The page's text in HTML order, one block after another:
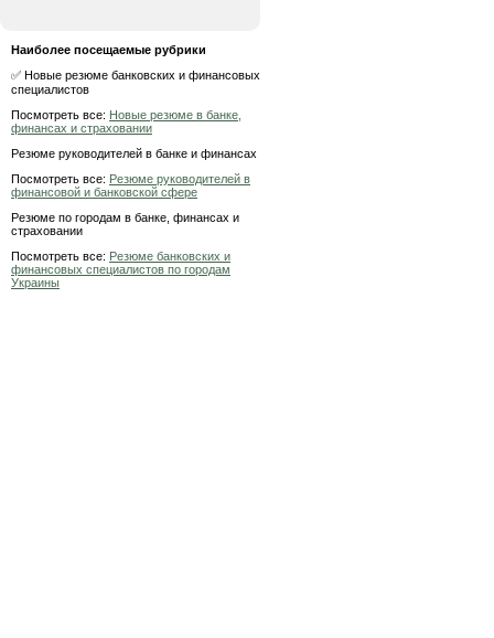
Наиболее посещаемые рубрики
✅ Новые резюме банковских и финансовых
специалистов
Посмотреть все: Новые резюме в банке,
финансах и страховании
Резюме руководителей в банке и финансах
Посмотреть все: Резюме руководителей в
финансовой и банковской сфере
Резюме по городам в банке, финансах и
страховании
Посмотреть все: Резюме банковских и
финансовых специалистов по городам
Украины